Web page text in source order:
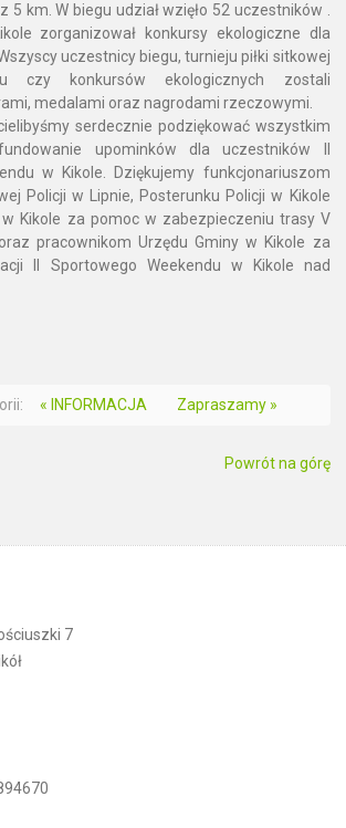
5 km. W biegu udział wzięło 52 uczestników .
zorganizował konkursy ekologiczne dla
uczestnicy biegu, turnieju piłki sitkowej
czy konkursów ekologicznych zostali
medalami oraz nagrodami rzeczowymi.
serdecznie podziękować wszystkim
upominków dla uczestników II
w Kikole. Dziękujemy funkcjonariuszom
Policji w Lipnie, Posterunku Policji w Kikole
Kikole za pomoc w zabezpieczeniu trasy V
pracownikom Urzędu Gminy w Kikole za
II Sportowego Weekendu w Kikole nad
« INFORMACJA Zapraszamy »
Powrót na górę
7